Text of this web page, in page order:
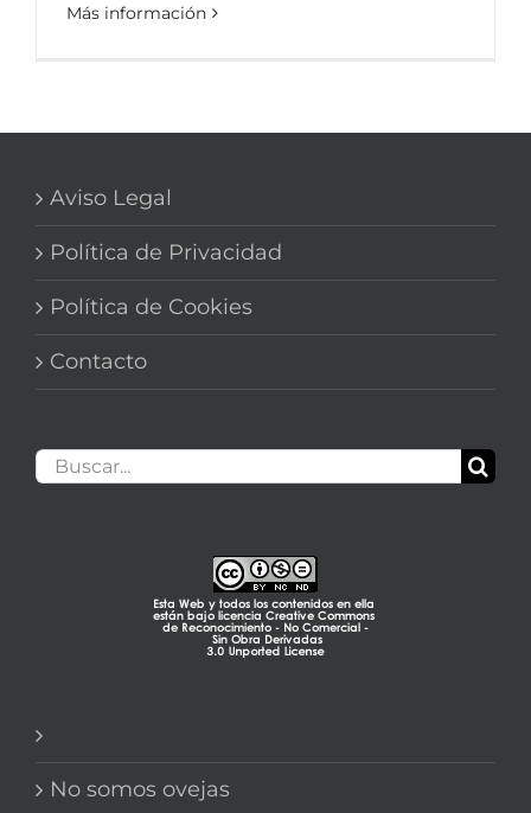
Más información
Aviso Legal
Política de Privacidad
Política de Cookies
Contacto
Buscar:
No somos ovejas